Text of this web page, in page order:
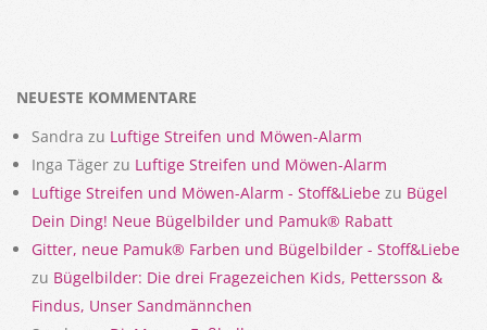
NEUESTE KOMMENTARE
Sandra zu Luftige Streifen und Möwen-Alarm
Inga Täger zu Luftige Streifen und Möwen-Alarm
Luftige Streifen und Möwen-Alarm - Stoff&Liebe zu Bügel
Dein Ding! Neue Bügelbilder und Pamuk® Rabatt
Gitter, neue Pamuk® Farben und Bügelbilder - Stoff&Liebe
zu Bügelbilder: Die drei Fragezeichen Kids, Pettersson &
Findus, Unser Sandmännchen